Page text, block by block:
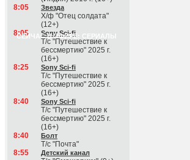
8:05
Звезда
Х/ф "Отец солдата"
(12+)
СЕЙЧАС В ЭФИРЕ: СЕРИАЛЫ
8:05 Sony Sci-fi
Т/с "Путешествие к
бессмертию" 2025 г.
(16+)
8:25
Sony Sci-fi
Т/с "Путешествие к
бессмертию" 2025 г.
(16+)
8:40
Sony Sci-fi
Т/с "Путешествие к
бессмертию" 2025 г.
(16+)
8:40
Болт
Т/с "Почта"
8:55
Детский канал